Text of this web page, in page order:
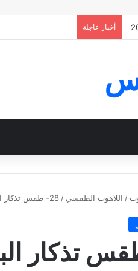
أخبار عاجلة
/ اللاهوت الطقسي / 28- طقس تذكار البشارة والميلاد والقيامة